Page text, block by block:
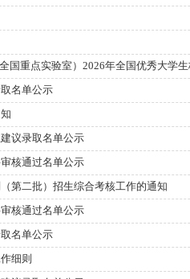
国重点实验室）2026年全国优秀大学
名单公示
议录取名单公示
核通过名单公示
第二批）招生综合考核工作的通知
核通过名单公示
名单公示
细则